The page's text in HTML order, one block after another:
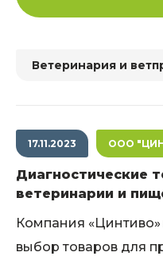
Ветеринария и
17.11.2023 ООО
Диагностические
ветеринарии и
Компания
выбор товаров для